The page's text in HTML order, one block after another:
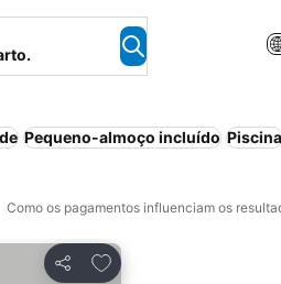
Pequeno-almoço incluído
Como os pagamentos influenciam os
Partilhar
Adicionar aos favoritos